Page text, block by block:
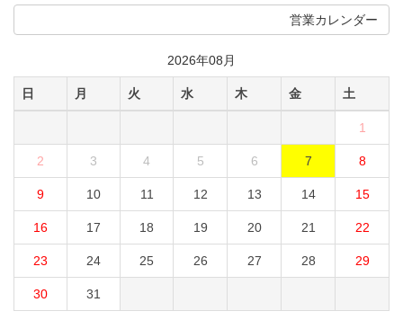
営業カレンダー
2026年08月
日 月 火 水 木 金 土
1
2 3 4 5 6 7 8
9 10 11 12 13 14 15
16 17 18 19 20 21 22
23 24 25 26 27 28 29
30 31